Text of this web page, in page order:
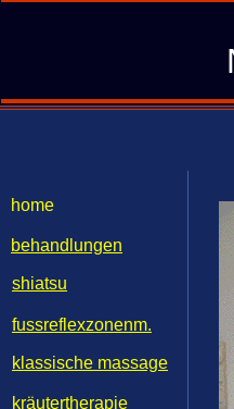
kräutertherapie
behandlungen
home
shiatsu
fussreflexzonenm.
klassische massage